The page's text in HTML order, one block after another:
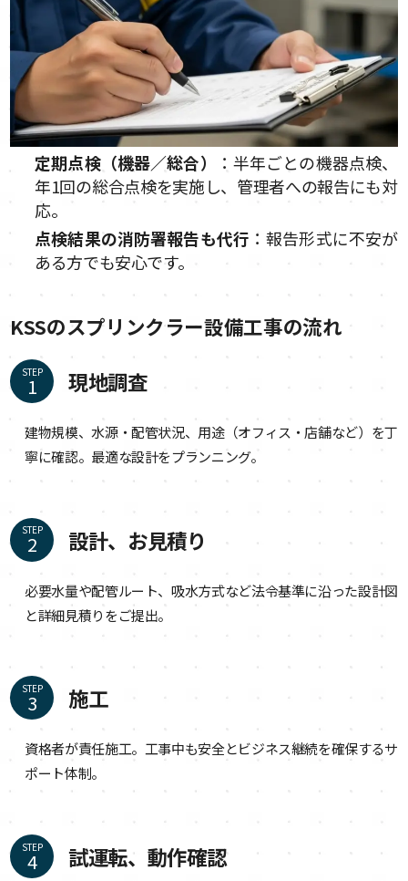
定期点検（機器／総合）
：半年ごとの機器点検、
年1回の総合点検を実施し、管理者への報告にも対
応。
点検結果の消防署報告も代行 ：報告形式に不安が
ある方でも安心です。
KSSのスプリンクラー設備工事の流れ
STEP 現地調査
建物規模、水源・配管状況、用途（オフィス・店舗など）を丁
寧に確認。最適な設計をプランニング。
STEP 設計、お見積り
必要水量や配管ルート、吸水方式など法令基準に沿った設計図
と詳細見積りをご提出。
STEP 施工
資格者が責任施工。工事中も安全とビジネス継続を確保するサ
ポート体制。
STEP 試運転、動作確認